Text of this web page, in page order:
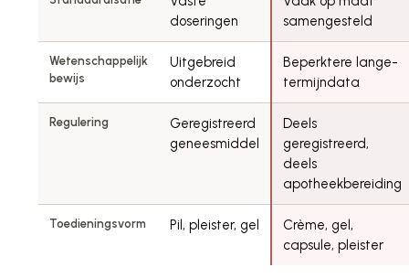
doseringen
samengesteld
Wetenschappelijk
bewijs
Uitgebreid
onderzocht
Beperktere lange-
termijndata
Regulering
Geregistreerd
geneesmiddel
Deels
geregistreerd,
deels
apotheekbereiding
Toedieningsvorm Pil, pleister, gel
Crème, gel,
capsule, pleister